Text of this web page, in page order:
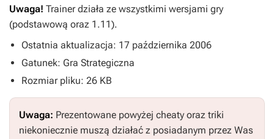
Uwaga! Trainer działa ze wszystkimi wersjami gry
(podstawową oraz 1.11).
Ostatnia aktualizacja: 17 października 2006
Gatunek: Gra Strategiczna
Rozmiar pliku: 26 KB
Uwaga: Prezentowane powyżej cheaty oraz triki
niekoniecznie muszą działać z posiadanym przez Was